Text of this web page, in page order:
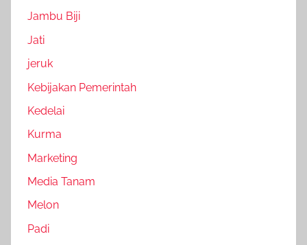
Jambu Biji
Jati
jeruk
Kebijakan Pemerintah
Kedelai
Kurma
Marketing
Media Tanam
Melon
Padi